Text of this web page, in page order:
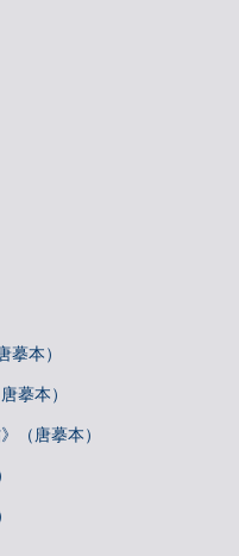
摹本）
摹本）
（唐摹本）